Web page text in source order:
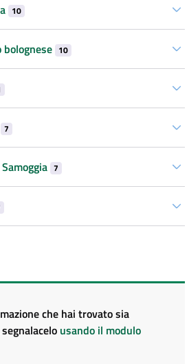
10
10
7
7
che hai trovato sia
usando il modulo